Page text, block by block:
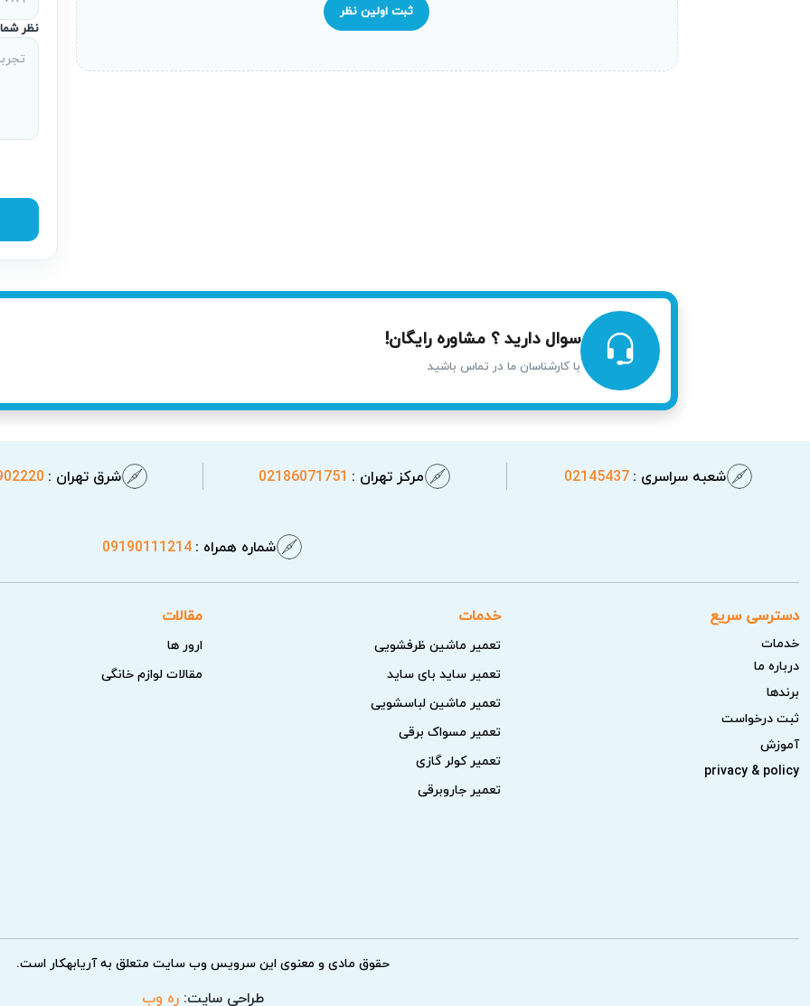
مصرف انرژی بالاتر و قبوض سنگین‌تر
دستگاهی که به‌درستی کار نمی‌کند، معمولاً باید انرژی بیشتری صرف کند تا عملکرد مطلوب داشته باشد. این
مشکلاتی مانند نشتی آب، اتصالات برقی معیوب یا خرابی سیم‌کشی داخلی امکان آتش‌سوزی یا برق‌گرفتگی را
خطر بیندازد. در این شرایط، مشاهده این موارد توسط تعمیرکار ماشین ظرفشویی پاکشوما آریابهکار ضروری است
نکات مهم قبل از درخواست تعمیر ماشین ظرفشویی پاکشوما
قبل از تماس با نمایندگی تعمیر ماشین ظرفشویی پاکشوما، چند نکته ساده وجود دارد که با بررسی آن‌ها می‌توانید
از وصل بودن دوشاخه، سالم بودن فیوز و پریز اطمینان حاصل کنید.
ثبت اولین نظر
نظر شما
سوال دارید ؟ مشاوره رایگان!
با کارشناسان ما در تماس باشید
شعبه سراسری :02145437 مرکز تهران : 02186071751 شرق تهران :
شماره همراه :09190111214
دسترسی سریع
خدمات
درباره ما
برندها
ثبت درخواست
آموزش
privacy & policy
خدمات
تعمیر ماشین ظرفشویی
تعمیر ساید بای ساید
تعمیر ماشین لباسشویی
تعمیر مسواک برقی
تعمیر کولر گازی
تعمیر جاروبرقی
مقالات
ارور ها
مقالات لوازم خانگی
حقوق مادی و معنوی این سرویس وب سایت متعلق به آریابهکار است.
طراحی سایت:ره وب